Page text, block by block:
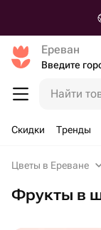
Ереван
Найти
Скидки Тренды
Цветы в Ереване
Фрукты в